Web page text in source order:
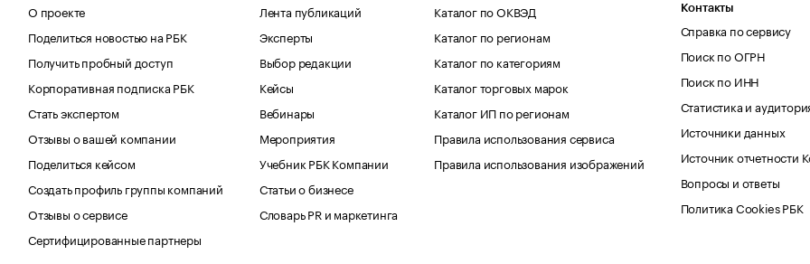
О проекте
Поделиться новостью на РБК
Получить пробный доступ
Корпоративная подписка РБК
Стать экспертом
Отзывы о вашей компании
Поделиться кейсом
Создать профиль группы компаний
Отзывы о сервисе
Сертифицированные партнеры
Лента публикаций
Эксперты
Выбор редакции
Кейсы
Вебинары
Мероприятия
Учебник РБК Компании
Статьи о бизнесе
Словарь PR и маркетинга
Каталог по ОКВЭД
Каталог по регионам
Каталог по категориям
Каталог торговых марок
Каталог ИП по регионам
Правила использования сервиса
Правила использования изображений
Контакты
Справка по сервису
Поиск по ОГРН
Поиск по ИНН
Статистика и
Источники данных
Источник отчетности
Вопросы и ответы
Политика Cookies РБК